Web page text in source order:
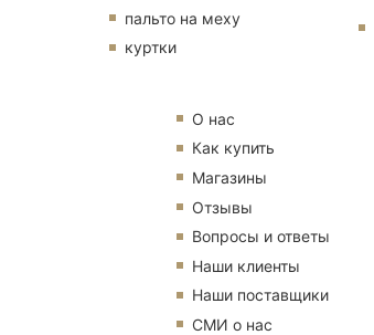
пальто на меху
куртки
О нас
Как купить
Магазины
Отзывы
Вопросы и ответы
Наши клиенты
Наши поставщики
СМИ о нас